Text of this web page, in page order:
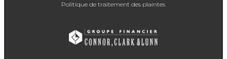
Politique de traitement des plaintes